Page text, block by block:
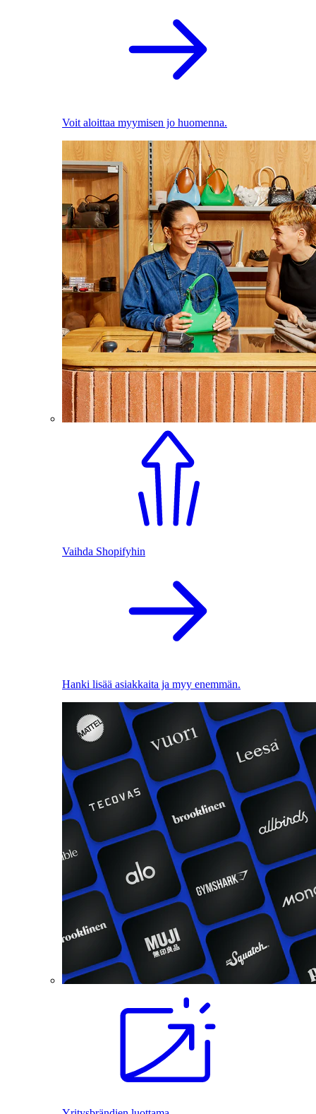
Voit aloittaa myymisen jo huomenna.
Vaihda Shopifyhin
Hanki lisää asiakkaita ja myy enemmän.